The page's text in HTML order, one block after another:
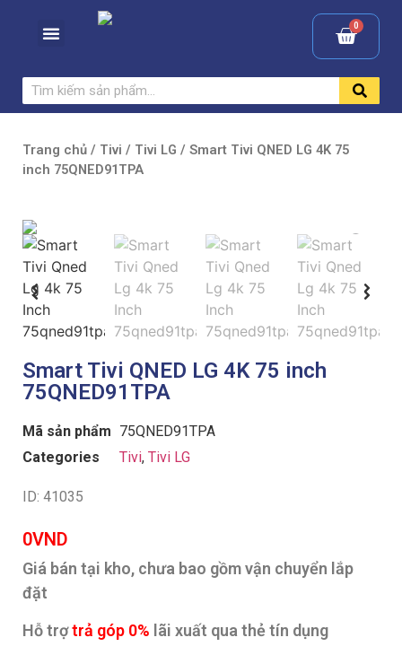
Trang chủ / Tivi / Tivi LG / Smart Tivi QNED LG 4K 75
inch 75QNED91TPA
Smart Tivi QNED LG 4K 75 inch
75QNED91TPA
Mã sản phẩm 75QNED91TPA
Categories
Tivi, Tivi LG
ID: 41035
0VND
Giá bán tại kho, chưa bao gồm vận chuyển lắp
đặt
Hỗ trợtrả góp 0% lãi xuất qua thẻ tín dụng